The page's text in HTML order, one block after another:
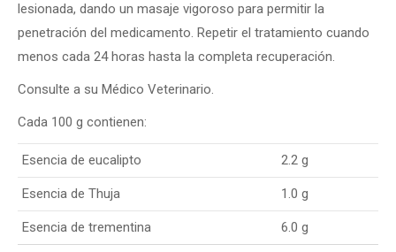
lesionada, dando un masaje vigoroso para permitir la
penetración del medicamento. Repetir el tratamiento cuando
menos cada 24 horas hasta la completa recuperación.
Consulte a su Médico Veterinario.
Cada 100 g contienen:
Esencia de eucalipto 2.2 g
Esencia de Thuja 1.0 g
Esencia de trementina 6.0 g